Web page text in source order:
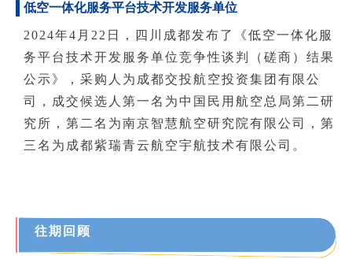
低空一体化服务平台技术开发服务单位
2024年4月22日，四川成都发布了《低空一体化服
务平台技术开发服务单位竞争性谈判（磋商）结果
公示》，采购人为成都交投航空投资集团有限公
司，成交候选人第一名为中国民用航空总局第二研
究所，第二名为南京智慧航空研究院有限公司，第
三名为成都紫瑞青云航空宇航技术有限公司。
往期回顾